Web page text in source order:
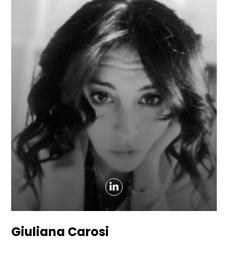
Giuliana Carosi